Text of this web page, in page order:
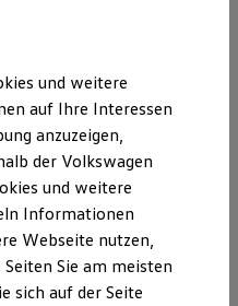
und weitere
auf Ihre Interessen
anzuzeigen,
der Volkswagen
und weitere
Informationen
Webseite nutzen,
Sie am meisten
sich auf der Seite